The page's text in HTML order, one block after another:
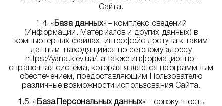
Сайта.
1.4. « База данных» – комплекс сведений
(Информации, Материалов и других данных) в
компьютерных файлах, интерфейс доступа к таким
данным, находящийся по сетевому адресу
https://yana.kiev.ua/, а также информационно-
справочная система, которая является программным
обеспечением, предоставляющим Пользователю
различные возможности использования Сайта.
1.5. « База Персональных данных» – совокупность